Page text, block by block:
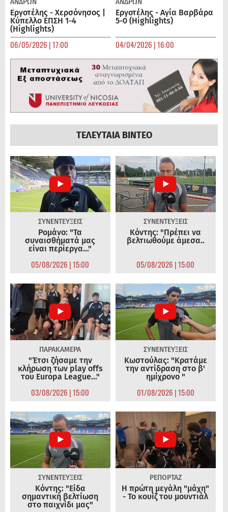
ΑΝΔΡΏΝ
Εργοτέλης - Χερσόνησος |
Κύπελλο ΕΠΣΗ 1-4
(Highlights)
06/05/2026 | 17:00
ΑΝΔΡΏΝ
Εργοτέλης - Αγία Βαρβάρα
5-0 (Highlights)
04/04/2026 | 16:00
ΤΕΛΕΥΤΑΙΑ ΒΙΝΤΕΟ
ΣΥΝΕΝΤΕΥΞΕΙΣ
Ρομάνο: "Τα
συναισθήματά μας
είναι περίεργα..."
05/08/2026 | 15:00
ΣΥΝΕΝΤΕΥΞΕΙΣ
Κόντης: "Πρέπει να
βελτιωθούμε άμεσα..
05/08/2026 | 15:00
ΠΑΡΑΚΑΜΕΡΑ
"Έτσι ζήσαμε την
κλήρωση των play offs
του Europa League..."
03/08/2026 | 15:00
ΣΥΝΕΝΤΕΥΞΕΙΣ
Κωστούλας: "Κρατάμε
την αντίδραση στο β'
ημίχρονο "
01/08/2026 | 15:00
ΣΥΝΕΝΤΕΥΞΕΙΣ
Κόντης: "Είδα
σημαντική βελτίωση
στο παιχνίδι μας"
ΡΕΠΟΡΤΑΖ
Η πρώτη μεγάλη "μάχη"
- Το κουίζ του μουντιάλ